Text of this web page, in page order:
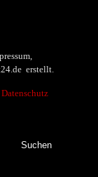
erstellt.